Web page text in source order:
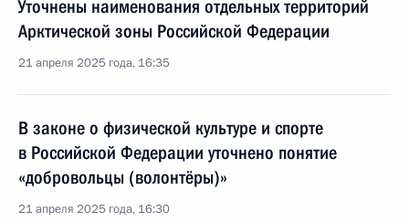
Уточнены наименования отдельных территорий
Арктической зоны Российской Федерации
21 апреля 2025 года, 16:35
В законе о физической культуре и спорте
в Российской Федерации уточнено понятие
«добровольцы (волонтёры)»
21 апреля 2025 года, 16:30